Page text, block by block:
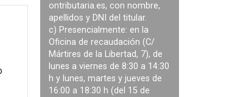
ontributaria.es, con nombre,
apellidos y DNI del titular.
c) Presencialmente: en la
Oficina de recaudación (C/
Mártires de la Libertad, 7), de
lunes a viernes de 8:30 a 14:30
h y lunes, martes y jueves de
16:00 a 18:30 h (del 15 de